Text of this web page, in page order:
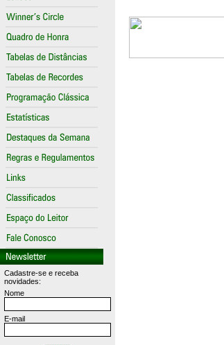
Cadastre-se e receba
novidades:
Nome
E-mail